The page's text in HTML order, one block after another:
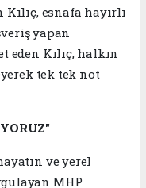
esnafa hayırlı
yapan
eden Kılıç, halkın
tek tek not
ve yerel
MHP